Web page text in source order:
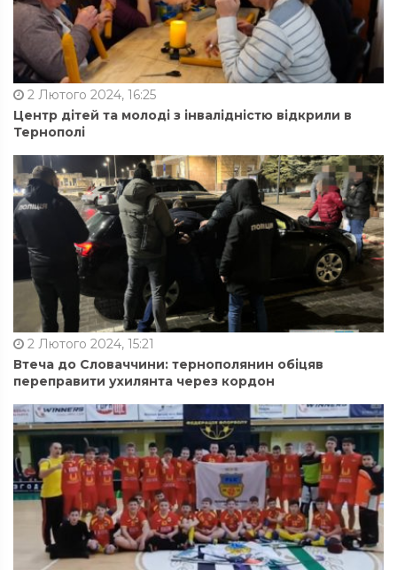
2 Лютого 2024, 16:25
Центр дітей та молоді з інвалідністю відкрили в
Тернополі
2 Лютого 2024, 15:21
Втеча до Словаччини: тернополянин обіцяв
переправити ухилянта через кордон